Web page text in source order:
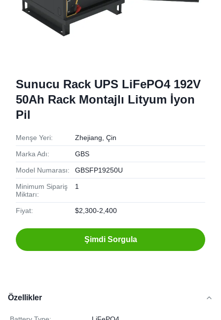
Sunucu Rack UPS LiFePO4 192V
50Ah Rack Montajlı Lityum İyon
Pil
Menşe Yeri: Zhejiang, Çin
Marka Adı: GBS
Model Numarası: GBSFP19250U
Minimum Sipariş
Miktarı:
1
Fiyat: $2,300-2,400
Şimdi Sorgula
Özellikler